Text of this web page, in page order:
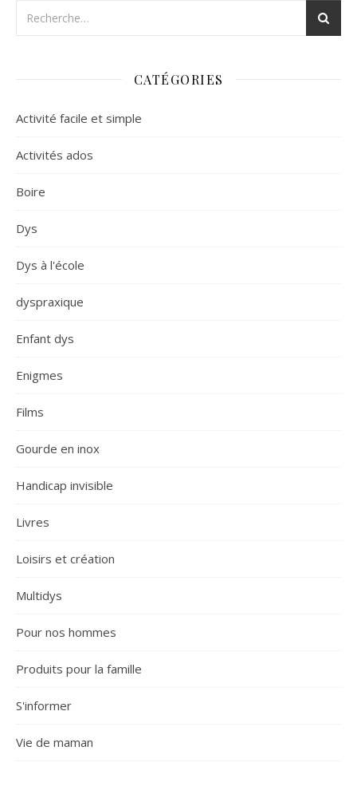
CATÉGORIES
Activité facile et simple
Activités ados
Boire
Dys
Dys à l'école
dyspraxique
Enfant dys
Enigmes
Films
Gourde en inox
Handicap invisible
Livres
Loisirs et création
Multidys
Pour nos hommes
Produits pour la famille
S'informer
Vie de maman